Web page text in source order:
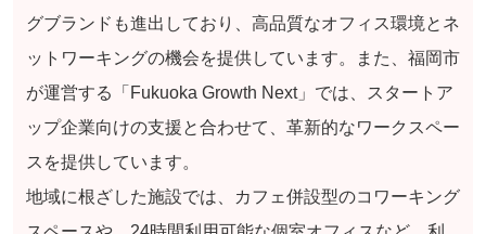
グブランドも進出しており、高品質なオフィス環境とネ
ットワーキングの機会を提供しています。また、福岡市
が運営する「Fukuoka Growth Next」では、スタートア
ップ企業向けの支援と合わせて、革新的なワークスペー
スを提供しています。
地域に根ざした施設では、カフェ併設型のコワーキング